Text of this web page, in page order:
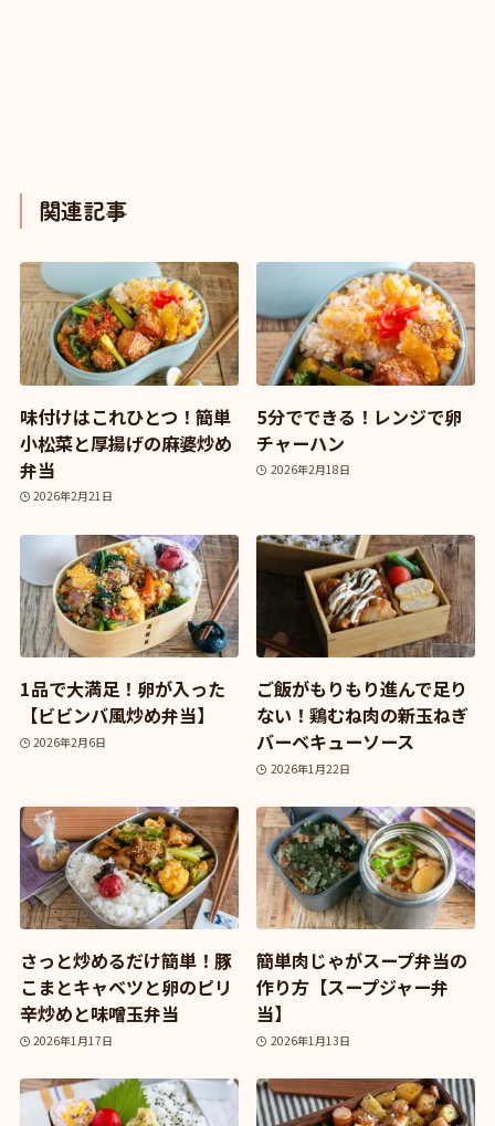
関連記事
味付けはこれひとつ！簡単
小松菜と厚揚げの麻婆炒め
弁当
2026年2月21日
5分でできる！レンジで卵
チャーハン
2026年2月18日
1品で大満足！卵が入った
【ビビンバ風炒め弁当】
2026年2月6日
ご飯がもりもり進んで足り
ない！鶏むね肉の新玉ねぎ
バーベキューソース
2026年1月22日
さっと炒めるだけ簡単！豚
こまとキャベツと卵のピリ
辛炒めと味噌玉弁当
2026年1月17日
簡単肉じゃがスープ弁当の
作り方【スープジャー弁
当】
2026年1月13日